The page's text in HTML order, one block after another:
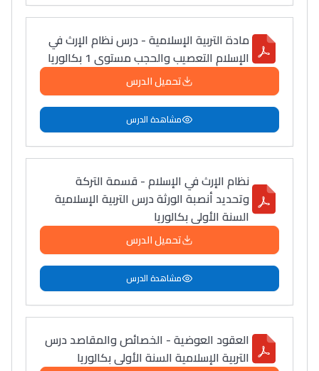
مادة التربية الإسلامية - درس نظام الإرث في
الإسلام التعصيب والحجب مستوى 1 بكالوريا
تحميل الدرس
مشاهدة الدرس
نظام الإرث في الإسلام - قسمة التركة
وتحديد أنصبة الورثة درس التربية الإسلامية
السنة الأولى بكالوريا
تحميل الدرس
مشاهدة الدرس
العقود العوضية - الخصائص والمقاصد درس
التربية الإسلامية السنة الأولى بكالوريا